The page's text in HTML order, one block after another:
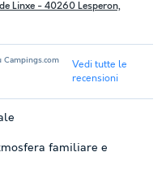
Linxe - 40260 Lesperon,
Campings.com
Vedi tutte le
recensioni
familiare e